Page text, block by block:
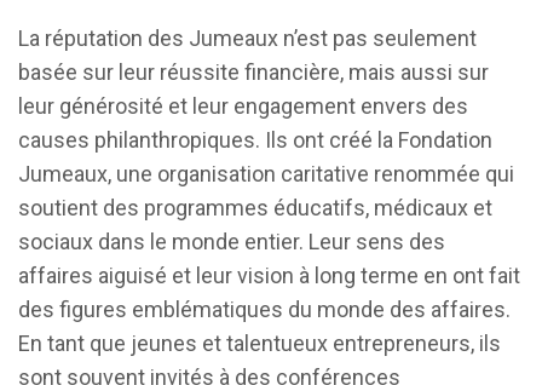
La réputation des Jumeaux n’est pas seulement
basée sur leur réussite financière, mais aussi sur
leur générosité et leur engagement envers des
causes philanthropiques. Ils ont créé la Fondation
Jumeaux, une organisation caritative renommée qui
soutient des programmes éducatifs, médicaux et
sociaux dans le monde entier. Leur sens des
affaires aiguisé et leur vision à long terme en ont fait
des figures emblématiques du monde des affaires.
En tant que jeunes et talentueux entrepreneurs, ils
sont souvent invités à des conférences